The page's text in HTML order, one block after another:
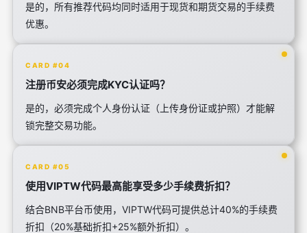
是的，所有推荐代码均同时适用于现货和期货交易的手续费
优惠。
CARD #04
注册币安必须完成KYC认证吗？
是的，必须完成个人身份认证（上传身份证或护照）才能解
锁完整交易功能。
CARD #05
使用VIPTW代码最高能享受多少手续费折扣？
结合BNB平台币使用，VIPTW代码可提供总计40%的手续费
折扣（20%基础折扣+25%额外折扣）。